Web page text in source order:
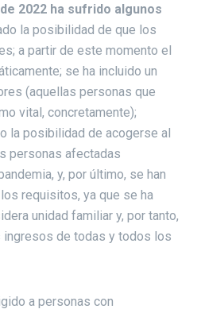
2022 ha sufrido algunos
la posibilidad de que los
a partir de este momento el
se ha incluido un
(aquellas personas que
vital, concretamente);
la posibilidad de acogerse al
personas afectadas
y, por último, se han
requisitos, ya que se ha
unidad familiar y, por tanto,
ingresos de todas y todos los
a personas con